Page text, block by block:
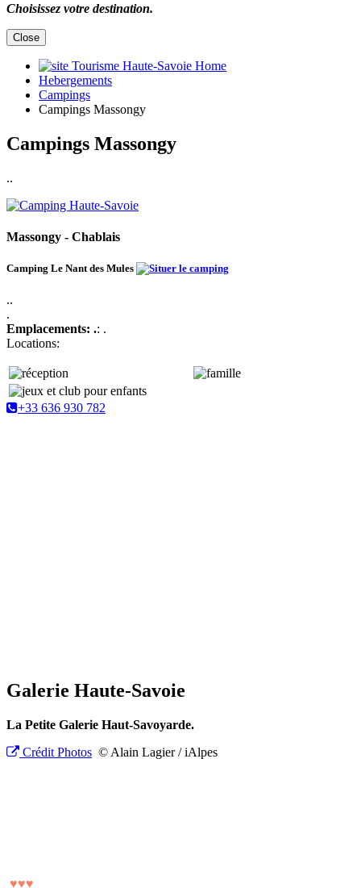
Choisissez votre destination.
Close
Home
Hebergements
Campings
Campings Massongy
Campings Massongy
..
Massongy - Chablais
Camping Le Nant des Mules
..
.
Emplacements: .: .
Locations:
+33 636 930 782
Galerie Haute-Savoie
La Petite Galerie Haut-Savoyarde.
Crédit Photos © Alain Lagier / iAlpes
♥♥♥